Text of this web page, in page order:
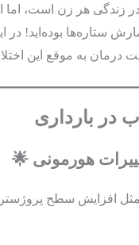
زندگی هر زن است،
ستاره‌ها بوده‌اید! در
درمان به موقع این
در بارداری
افزایش سطح